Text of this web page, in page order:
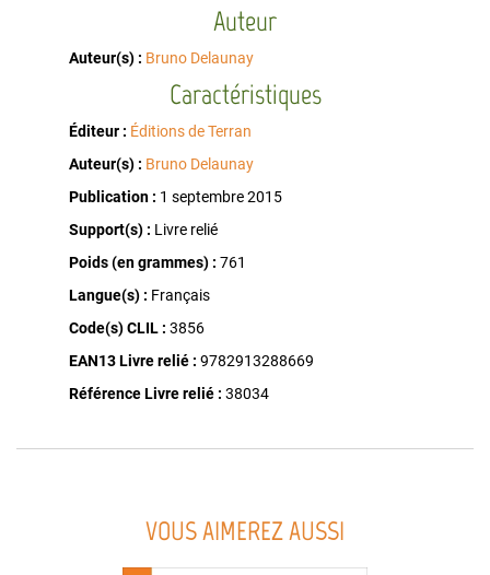
Auteur
Auteur(s) : Bruno Delaunay
Caractéristiques
Éditeur : Éditions de Terran
Auteur(s) : Bruno Delaunay
Publication : 1 septembre 2015
Support(s) : Livre relié
Poids (en grammes) : 761
Langue(s) : Français
Code(s) CLIL : 3856
EAN13 Livre relié : 9782913288669
Référence Livre relié : 38034
VOUS AIMEREZ AUSSI